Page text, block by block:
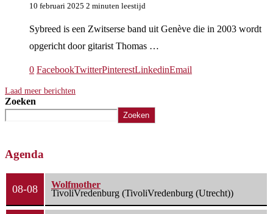
10 februari 2025 2 minuten leestijd
Sybreed is een Zwitserse band uit Genève die in 2003 wordt
opgericht door gitarist Thomas …
0 FacebookTwitterPinterestLinkedinEmail
Laad meer berichten
Zoeken
Zoeken
Agenda
08-08
Wolfmother
TivoliVredenburg (TivoliVredenburg (Utrecht))